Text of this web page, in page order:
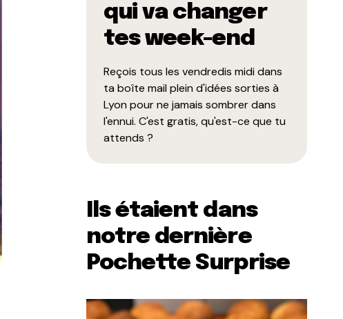
qui va changer
tes week-end
Reçois tous les vendredis midi dans
ta boîte mail plein d'idées sorties à
Lyon pour ne jamais sombrer dans
l'ennui. C'est gratis, qu'est-ce que tu
attends ?
Ils étaient dans
notre dernière
Pochette Surprise